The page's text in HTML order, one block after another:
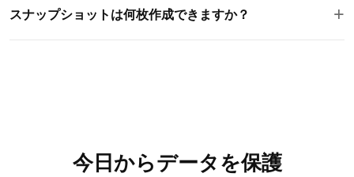
ル、データベース、設定、インストールされたソフトウェアを
スナップショットは何枚作成できますか？ +
今日からデータを保護